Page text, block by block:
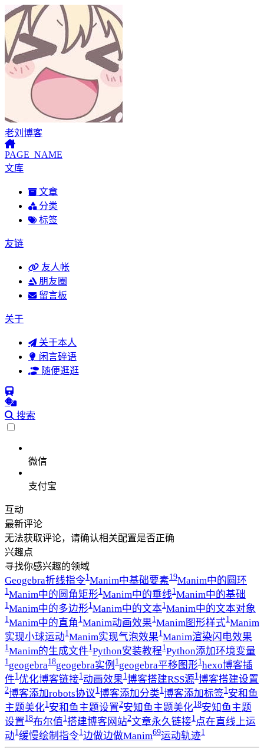
老刘博客
PAGE_NAME
文库
文章
分类
标签
友链
友人帐
朋友圈
留言板
关于
关于本人
闲言碎语
随便逛逛
搜索
微信
支付宝
互动
最新评论
无法获取评论，请确认相关配置是否正确
兴趣点
寻找你感兴趣的领域
Geogebra折线指令1Manim中基础要素19Manim中的圆环
1Manim中的圆角矩形1Manim中的垂线1Manim中的基础
1Manim中的多边形1Manim中的文本1Manim中的文本对象
1Manim中的直角 1Manim动画效果1Manim图形样式1Manim
实现小球运动1Manim实现气泡效果1Manim渲染闪电效果
1Manim的生成文件1Python安装教程1Python添加环境变量
1geogebra18geogebra实例 1geogebra平移图形1hexo博客插
件1优化博客链接1动画效果1博客搭建RSS源1博客搭建设置
2博客添加robots协议 1博客添加分类1博客添加标签1安和鱼
主题美化1安和鱼主题设置2安知鱼主题美化18安知鱼主题
设置18布尔值1搭建博客网站2文章永久链接1点在直线上运
动1缓慢绘制指令1边做边做Manim69运动轨迹1